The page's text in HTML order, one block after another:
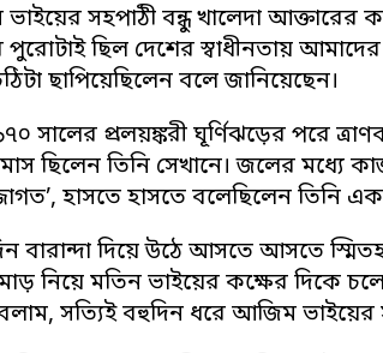
সহপাঠী বন্ধু খালেদা
পুরোটাই ছিল দেশের স্বাধীনতায়
ছাপিয়েছিলেন বলে জানিয়েছেন।
সালের প্রলয়ঙ্করী ঘূর্ণিঝড়ের পরে
ছিলেন তিনি সেখানে। জলের মধ্যে
হাসতে হাসতে বলেছিলেন তিনি
বারান্দা দিয়ে উঠে আসতে আসতে
নিয়ে মতিন ভাইয়ের কক্ষের দিকে
সত্যিই বহুদিন ধরে আজিম ভাইয়ের